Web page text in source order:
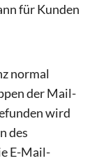
für Kunden
normal
der Mail-
wird
des
E-Mail-